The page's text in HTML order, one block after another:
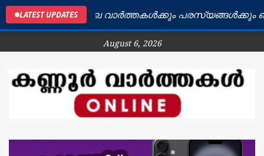
LATEST UPDATES
ജില്ലയിലെ വാർത്തകൾക്കും പരസ്യങ്ങൾക്കും
August 6, 2026